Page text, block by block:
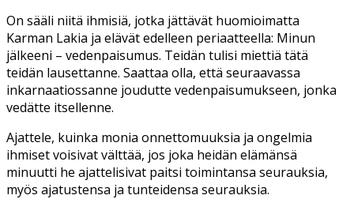
On sääli niitä ihmisiä, jotka jättävät huomioimatta
Karman Lakia ja elävät edelleen periaatteella: Minun
jälkeeni – vedenpaisumus. Teidän tulisi miettiä tätä
teidän lausettanne. Saattaa olla, että seuraavassa
inkarnaatiossanne joudutte vedenpaisumukseen, jonka
vedätte itsellenne.
Ajattele, kuinka monia onnettomuuksia ja ongelmia
ihmiset voisivat välttää, jos joka heidän elämänsä
minuutti he ajattelisivat paitsi toimintansa seurauksia,
myös ajatustensa ja tunteidensa seurauksia.